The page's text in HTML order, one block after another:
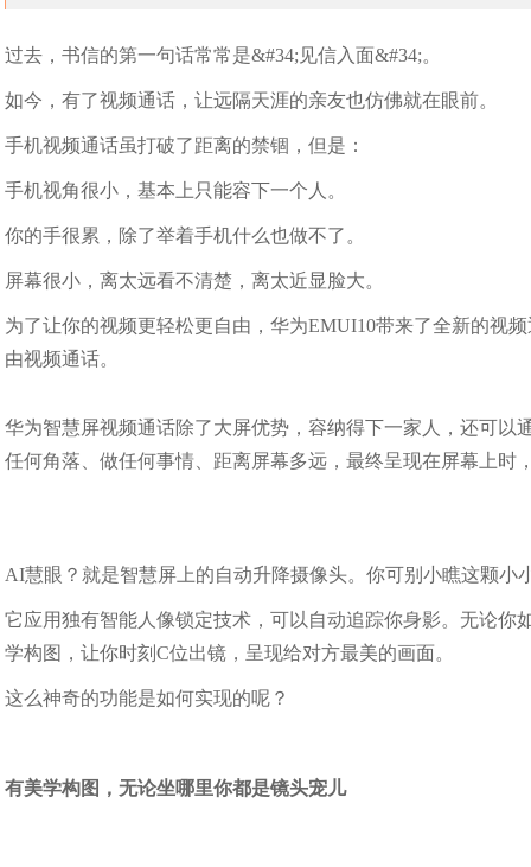
过去，书信的第一句话常常是&#34;见信入面&#34;。
如今，有了视频通话，让远隔天涯的亲友也仿佛就在眼前。
手机视频通话虽打破了距离的禁锢，但是：
手机视角很小，基本上只能容下一个人。
你的手很累，除了举着手机什么也做不了。
屏幕很小，离太远看不清楚，离太近显脸大。
为了让你的视频更轻松更自由，华为EMUI10带来了全新的视
由视频通话。
华为智慧屏视频通话除了大屏优势，容纳得下一家人，还可
任何角落、做任何事情、距离屏幕多远，最终呈现在屏幕上时
AI慧眼？就是智慧屏上的自动升降摄像头。你可别小瞧这颗小
它应用独有智能人像锁定技术，可以自动追踪你身影。无论
学构图，让你时刻C位出镜，呈现给对方最美的画面。
这么神奇的功能是如何实现的呢？
有美学构图，无论坐哪里你都是镜头宠儿